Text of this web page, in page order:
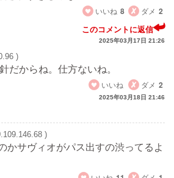
いいね 8 ダメ 2
このコメントに返信
2025年03月17日 21:26
)
だからね。仕方ないね。
いいね
ダメ 2
2025年03月18日 21:46
)
かサヴィオがパス出すの渋ってるよ